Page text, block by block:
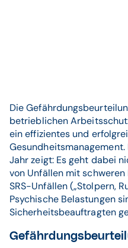
Die
betrieblichen
ein effizientes und
Jahr zeigt: Es geht dabei
von Unfällen mit
SRS-Unfällen („Stolpern,
Psychische Belastungen
Sicherheitsbeauftragten